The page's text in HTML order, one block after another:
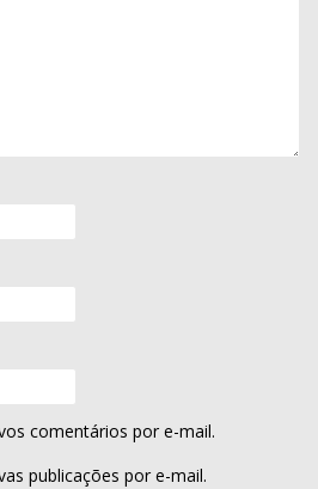
comentários por e-mail.
publicações por e-mail.